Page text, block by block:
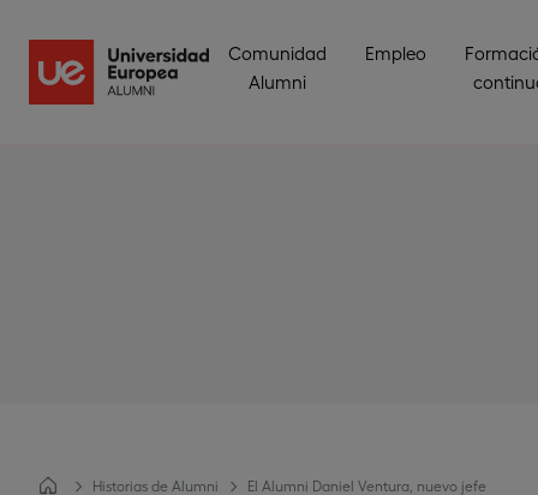
Comunidad
Alumni
Empleo
Historias de Alumni
El Alumni Daniel Ventura, nuevo jefe